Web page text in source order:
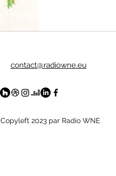
contact@radiowne.eu
Copyleft 2023 par Radio WNE